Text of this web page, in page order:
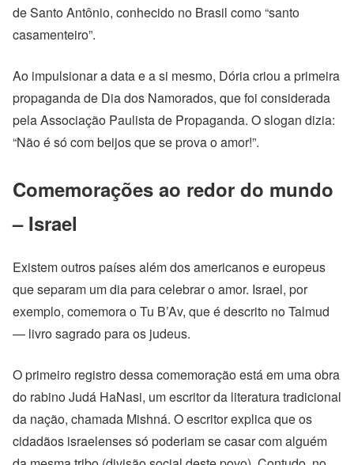
de Santo Antônio, conhecido no Brasil como “santo
casamenteiro”.
Ao impulsionar a data e a si mesmo, Dória criou a primeira
propaganda de Dia dos Namorados, que foi considerada
pela Associação Paulista de Propaganda. O slogan dizia:
“Não é só com beijos que se prova o amor!”.
Comemorações ao redor do mundo
– Israel
Existem outros países além dos americanos e europeus
que separam um dia para celebrar o amor. Israel, por
exemplo, comemora o Tu B’Av, que é descrito no Talmud
— livro sagrado para os judeus.
O primeiro registro dessa comemoração está em uma obra
do rabino Judá HaNasi, um escritor da literatura tradicional
da nação, chamada Mishná. O escritor explica que os
cidadãos israelenses só poderiam se casar com alguém